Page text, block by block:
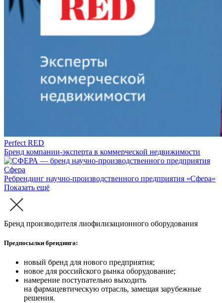
Perfect RED
Бренд компании-эксперта в коммерческой недвижимости
Сфера
Ребрендинг научно-производственного предприятия «Сфера»
Показать ещё
Бренд производителя лиофилизационного оборудования
Предпосылки брендинга:
новый бренд для нового предприятия;
новое для российского рынка оборудование;
намерение поступательно выходить
на фармацевтическую отрасль, замещая зарубежные
решения.